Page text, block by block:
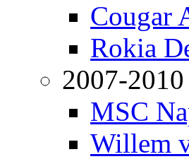
Cougar
Rokia
2007-2010
MSC
Willem